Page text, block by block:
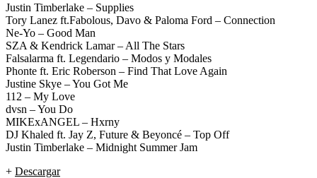
Justin Timberlake – Supplies
Tory Lanez ft.Fabolous, Davo & Paloma Ford – Connection
Ne-Yo – Good Man
SZA & Kendrick Lamar – All The Stars
Falsalarma ft. Legendario – Modos y Modales
Phonte ft. Eric Roberson – Find That Love Again
Justine Skye – You Got Me
112 – My Love
dvsn – You Do
MIKExANGEL – Hxrny
DJ Khaled ft. Jay Z, Future & Beyoncé – Top Off
Justin Timberlake – Midnight Summer Jam
+ Descargar